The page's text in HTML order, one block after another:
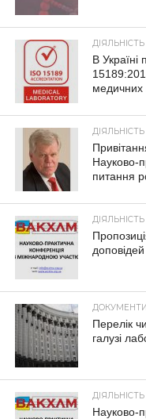
В
медичних
Науково-
питання
доповідей
ДОКУМЕНТИ
Перелік
галузі
Науково-